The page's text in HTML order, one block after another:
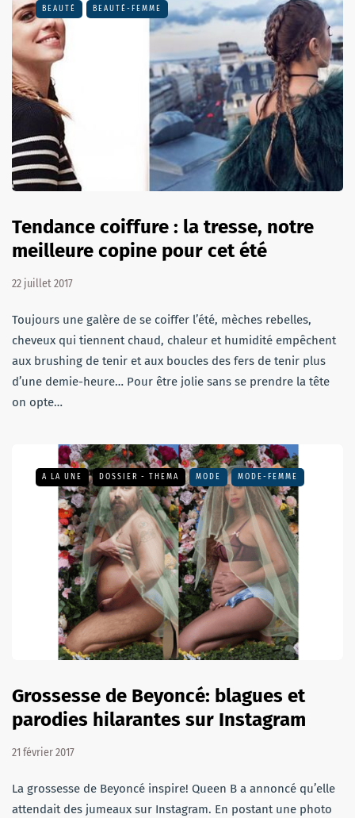
BEAUTÉ BEAUTÉ-FEMME
Tendance coiffure : la tresse, notre
meilleure copine pour cet été
22 juillet 2017
Toujours une galère de se coiffer l’été, mèches rebelles,
cheveux qui tiennent chaud, chaleur et humidité empêchent
aux brushing de tenir et aux boucles des fers de tenir plus
d’une demie-heure… Pour être jolie sans se prendre la tête
on opte…
A LA UNE DOSSIER - THEMA MODE MODE-FEMME
Grossesse de Beyoncé: blagues et
parodies hilarantes sur Instagram
21 février 2017
La grossesse de Beyoncé inspire! Queen B a annoncé qu’elle
attendait des jumeaux sur Instagram. En postant une photo